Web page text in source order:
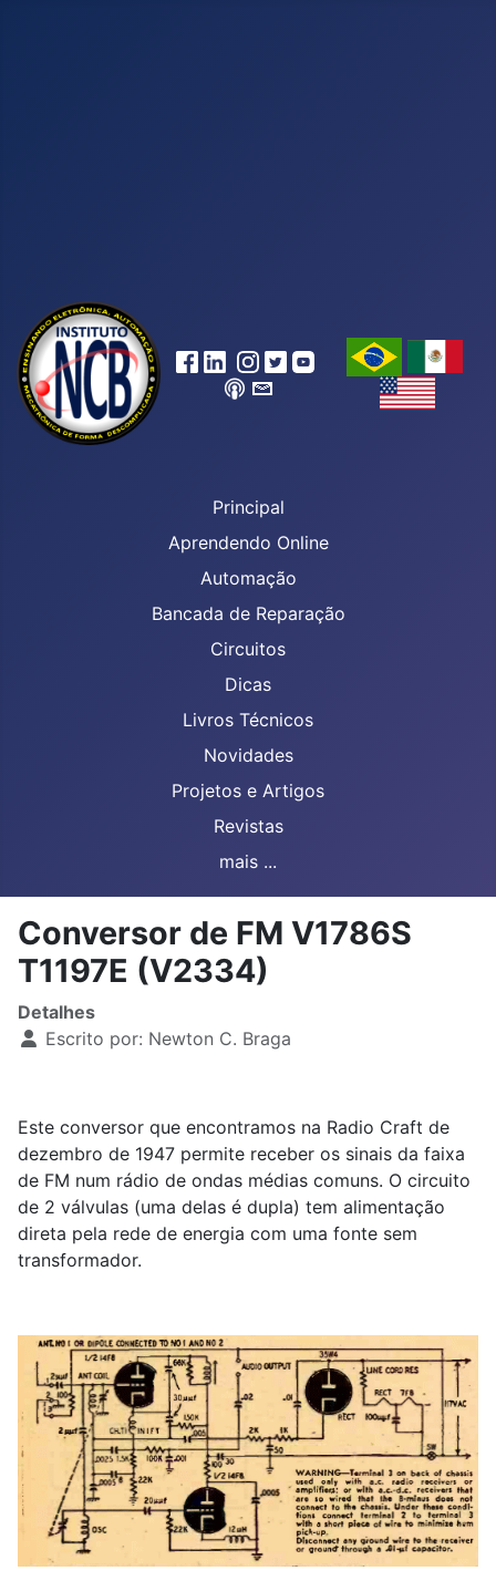
Principal
Aprendendo Online
Automação
Bancada de Reparação
Circuitos
Dicas
Livros Técnicos
Novidades
Projetos e Artigos
Revistas
mais ...
Conversor de FM V1786S
T1197E (V2334)
Detalhes
Escrito por: Newton C. Braga
Este conversor que encontramos na Radio Craft de
dezembro de 1947 permite receber os sinais da faixa
de FM num rádio de ondas médias comuns. O circuito
de 2 válvulas (uma delas é dupla) tem alimentação
direta pela rede de energia com uma fonte sem
transformador.